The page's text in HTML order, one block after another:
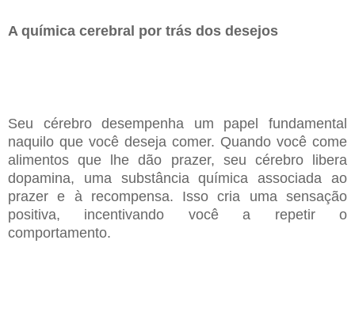
A química cerebral por trás dos desejos
Seu cérebro desempenha um papel fundamental
naquilo que você deseja comer. Quando você come
alimentos que lhe dão prazer, seu cérebro libera
dopamina, uma substância química associada ao
prazer e à recompensa. Isso cria uma sensação
positiva, incentivando você a repetir o
comportamento.